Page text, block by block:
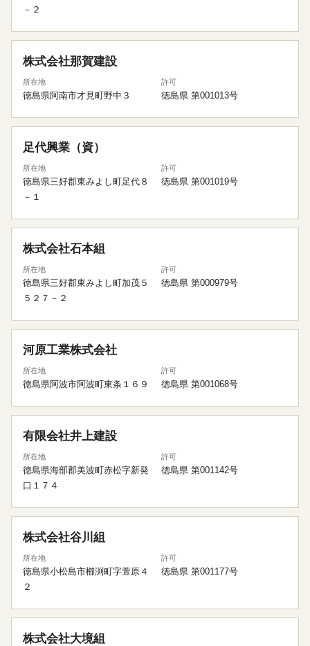
－２
株式会社那賀建設
所在地
徳島県阿南市才見町野中３
許可
徳島県 第001013号
足代興業（資）
所在地
徳島県三好郡東みよし町足代８
－１
許可
徳島県 第001019号
株式会社石本組
所在地
徳島県三好郡東みよし町加茂５
５２７－２
許可
徳島県 第000979号
河原工業株式会社
所在地
徳島県阿波市阿波町東条１６９
許可
徳島県 第001068号
有限会社井上建設
所在地
徳島県海部郡美波町赤松字新発
口１７４
許可
徳島県 第001142号
株式会社谷川組
所在地
徳島県小松島市櫛渕町字萱原４
２
許可
徳島県 第001177号
株式会社大境組